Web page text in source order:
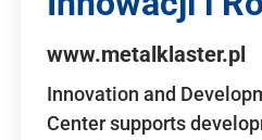
www.metalklaster.pl
Innovation and
Center supports